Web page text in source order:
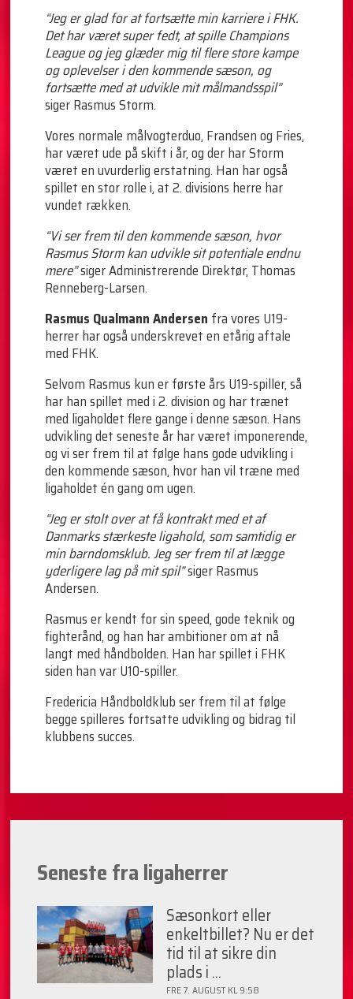
“Jeg er glad for at fortsætte min karriere i FHK.
Det har været super fedt, at spille Champions
League og jeg glæder mig til flere store kampe
og oplevelser i den kommende sæson, og
fortsætte med at udvikle mit målmandsspil”
siger Rasmus Storm.
Vores normale målvogterduo, Frandsen og Fries,
har været ude på skift i år, og der har Storm
været en uvurderlig erstatning. Han har også
spillet en stor rolle i, at 2. divisions herre har
vundet rækken.
“Vi ser frem til den kommende sæson, hvor
Rasmus Storm kan udvikle sit potentiale endnu
mere”siger Administrerende Direktør, Thomas
Renneberg-Larsen.
Rasmus Qualmann Andersen fra vores U19-
herrer har også underskrevet en etårig aftale
med FHK.
Selvom Rasmus kun er første års U19-spiller, så
har han spillet med i 2. division og har trænet
med ligaholdet flere gange i denne sæson. Hans
udvikling det seneste år har været imponerende,
og vi ser frem til at følge hans gode udvikling i
den kommende sæson, hvor han vil træne med
ligaholdet én gang om ugen.
“Jeg er stolt over at få kontrakt med et af
Danmarks stærkeste ligahold, som samtidig er
min barndomsklub. Jeg ser frem til at lægge
yderligere lag på mit spil”siger Rasmus
Andersen.
Rasmus er kendt for sin speed, gode teknik og
fighterånd, og han har ambitioner om at nå
langt med håndbolden. Han har spillet i FHK
siden han var U10-spiller.
Fredericia Håndboldklub ser frem til at følge
begge spilleres fortsatte udvikling og bidrag til
klubbens succes.
Seneste fra ligaherrer
Sæsonkort eller
enkeltbillet? Nu er det
tid til at sikre din
plads i ...
FRE 7. AUGUST KL 9:58